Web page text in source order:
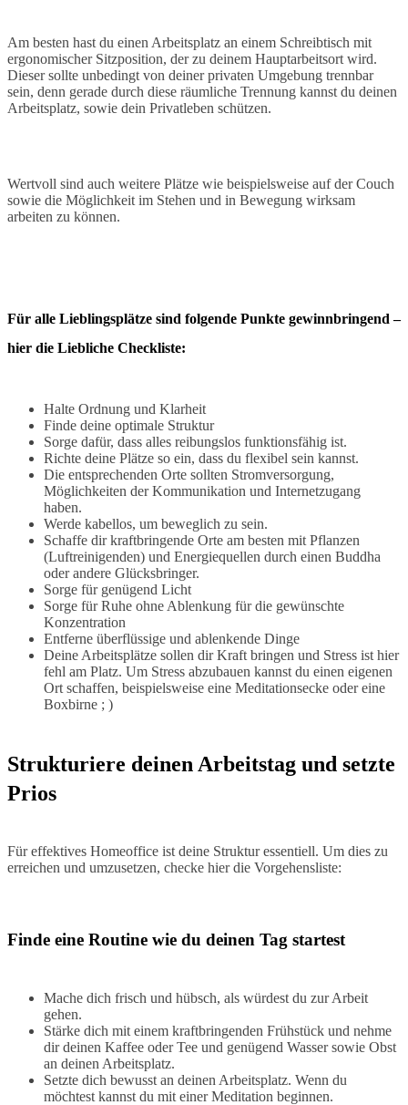
Am besten hast du einen Arbeitsplatz an einem Schreibtisch mit
ergonomischer Sitzposition, der zu deinem Hauptarbeitsort wird.
Dieser sollte unbedingt von deiner privaten Umgebung trennbar
sein, denn gerade durch diese räumliche Trennung kannst du deinen
Arbeitsplatz, sowie dein Privatleben schützen.
Wertvoll sind auch weitere Plätze wie beispielsweise auf der Couch
sowie die Möglichkeit im Stehen und in Bewegung wirksam
arbeiten zu können.
Für alle Lieblingsplätze sind folgende Punkte gewinnbringend –
hier die Liebliche Checkliste:
Halte Ordnung und Klarheit
Finde deine optimale Struktur
Sorge dafür, dass alles reibungslos funktionsfähig ist.
Richte deine Plätze so ein, dass du flexibel sein kannst.
Die entsprechenden Orte sollten Stromversorgung,
Möglichkeiten der Kommunikation und Internetzugang
haben.
Werde kabellos, um beweglich zu sein.
Schaffe dir kraftbringende Orte am besten mit Pflanzen
(Luftreinigenden) und Energiequellen durch einen Buddha
oder andere Glücksbringer.
Sorge für genügend Licht
Sorge für Ruhe ohne Ablenkung für die gewünschte
Konzentration
Entferne überflüssige und ablenkende Dinge
Deine Arbeitsplätze sollen dir Kraft bringen und Stress ist hier
fehl am Platz. Um Stress abzubauen kannst du einen eigenen
Ort schaffen, beispielsweise eine Meditationsecke oder eine
Boxbirne ; )
Strukturiere deinen Arbeitstag und setzte
Prios
Für effektives Homeoffice ist deine Struktur essentiell. Um dies zu
erreichen und umzusetzen, checke hier die Vorgehensliste:
Finde eine Routine wie du deinen Tag startest
Mache dich frisch und hübsch, als würdest du zur Arbeit
gehen.
Stärke dich mit einem kraftbringenden Frühstück und nehme
dir deinen Kaffee oder Tee und genügend Wasser sowie Obst
an deinen Arbeitsplatz.
Setzte dich bewusst an deinen Arbeitsplatz. Wenn du
möchtest kannst du mit einer Meditation beginnen.